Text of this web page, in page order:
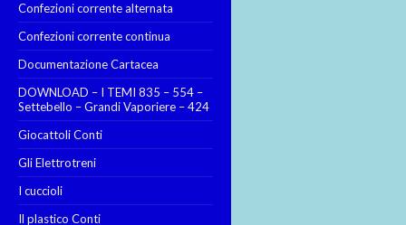
Confezioni corrente alternata
Confezioni corrente continua
Documentazione Cartacea
DOWNLOAD – I TEMI 835 – 554 –
Settebello – Grandi Vaporiere – 424
Giocattoli Conti
Gli Elettrotreni
I cuccioli
Il plastico Conti